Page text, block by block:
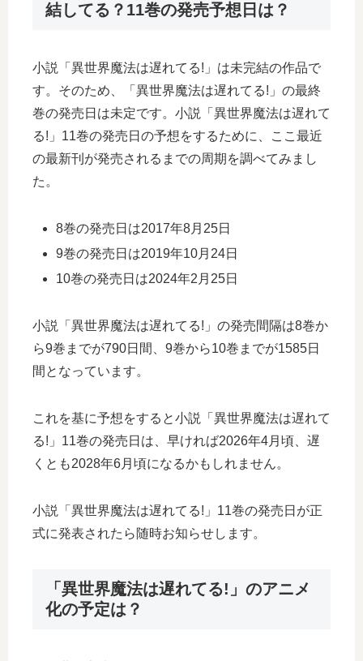
結してる？11巻の発売予想日は？
小説「異世界魔法は遅れてる!」は未完結の作品で
す。そのため、「異世界魔法は遅れてる!」の最終
巻の発売日は未定です。小説「異世界魔法は遅れて
る!」11巻の発売日の予想をするために、ここ最近
の最新刊が発売されるまでの周期を調べてみまし
た。
8巻の発売日は2017年8月25日
9巻の発売日は2019年10月24日
10巻の発売日は2024年2月25日
小説「異世界魔法は遅れてる!」の発売間隔は8巻か
ら9巻までが790日間、9巻から10巻までが1585日
間となっています。
これを基に予想をすると小説「異世界魔法は遅れて
る!」11巻の発売日は、早ければ2026年4月頃、遅
くとも2028年6月頃になるかもしれません。
小説「異世界魔法は遅れてる!」11巻の発売日が正
式に発表されたら随時お知らせします。
「異世界魔法は遅れてる!」のアニメ
化の予定は？